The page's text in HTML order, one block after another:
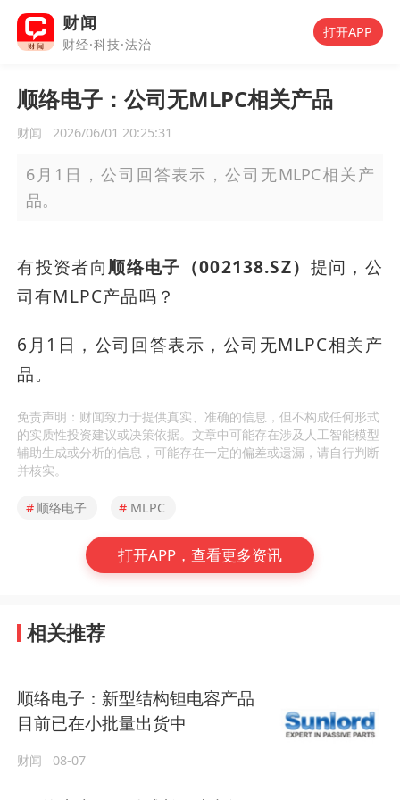
财闻
财经·科技·法治
打开APP
顺络电子：公司无MLPC相关产品
财闻 2026/06/01 20:25:31
6月1日，公司回答表示，公司无MLPC相关产
品。
有投资者向顺络电子（002138.SZ） 提问，公
司有MLPC产品吗？
6月1日，公司回答表示，公司无MLPC相关产
品。
免责声明：财闻致力于提供真实、准确的信息，但不构成任何形式
的实质性投资建议或决策依据。文章中可能存在涉及人工智能模型
辅助生成或分析的信息，可能存在一定的偏差或遗漏，请自行判断
并核实。
# 顺络电子 # MLPC
打开APP，查看更多资讯
相关推荐
顺络电子：新型结构钽电容产品
目前已在小批量出货中
财闻 08-07